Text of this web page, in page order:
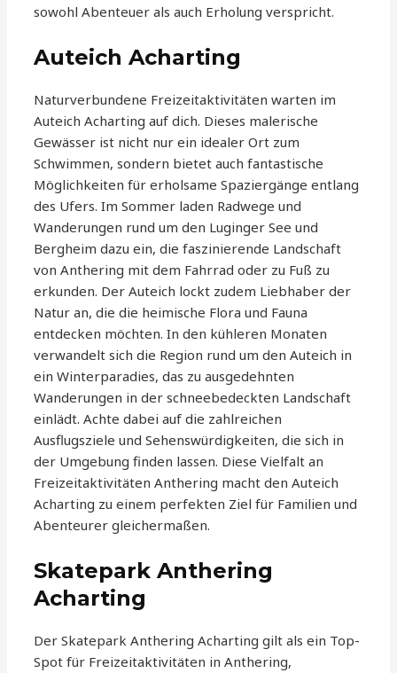
sowohl Abenteuer als auch Erholung verspricht.
Auteich Acharting
Naturverbundene Freizeitaktivitäten warten im
Auteich Acharting auf dich. Dieses malerische
Gewässer ist nicht nur ein idealer Ort zum
Schwimmen, sondern bietet auch fantastische
Möglichkeiten für erholsame Spaziergänge entlang
des Ufers. Im Sommer laden Radwege und
Wanderungen rund um den Luginger See und
Bergheim dazu ein, die faszinierende Landschaft
von Anthering mit dem Fahrrad oder zu Fuß zu
erkunden. Der Auteich lockt zudem Liebhaber der
Natur an, die die heimische Flora und Fauna
entdecken möchten. In den kühleren Monaten
verwandelt sich die Region rund um den Auteich in
ein Winterparadies, das zu ausgedehnten
Wanderungen in der schneebedeckten Landschaft
einlädt. Achte dabei auf die zahlreichen
Ausflugsziele und Sehenswürdigkeiten, die sich in
der Umgebung finden lassen. Diese Vielfalt an
Freizeitaktivitäten Anthering macht den Auteich
Acharting zu einem perfekten Ziel für Familien und
Abenteurer gleichermaßen.
Skatepark Anthering
Acharting
Der Skatepark Anthering Acharting gilt als ein Top-
Spot für Freizeitaktivitäten in Anthering,